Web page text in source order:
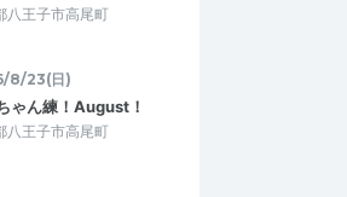
八王子市高尾町
8/23(日)
ゃん練！August！
八王子市高尾町